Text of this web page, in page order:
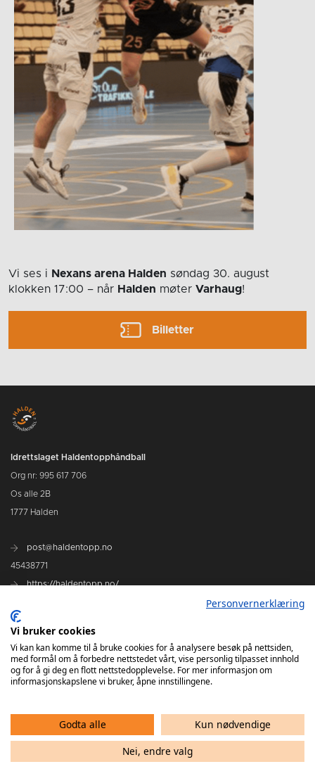
Vi ses i Nexans arena Halden søndag 30. august
klokken 17:00 – når Halden møter Varhaug!
Billetter
Idrettslaget Haldentopphåndball
Org nr: 995 617 706
Os alle 2B
1777 Halden
post@haldentopp.no
45438771
https://haldentopp.no/
Se Hans Petter Willes bildearkiv
Personvernerklæring
Vi bruker cookies
Vi kan kan komme til å bruke cookies for å analysere besøk på nettsiden,
med formål om å forbedre nettstedet vårt, vise personlig tilpasset innhold
og for å gi deg en flott nettstedopplevelse. For mer informasjon om
informasjonskapslene vi bruker, åpne innstillingene.
Godta alle
Kun nødvendige
Nei, endre valg